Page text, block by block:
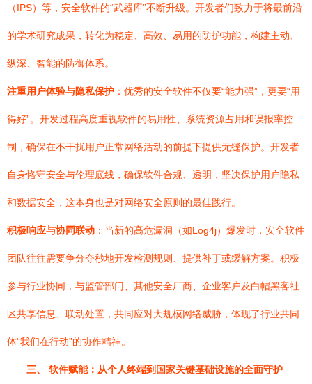
（IPS）等，安全软件的“武器库”不断升级。开发者们致力于将最前沿
的学术研究成果，转化为稳定、高效、易用的防护功能，构建主动、
纵深、智能的防御体系。
注重用户体验与隐私保护 ：优秀的安全软件不仅要“能力强”，更要“用
得好”。开发过程高度重视软件的易用性、系统资源占用和误报率控
制，确保在不干扰用户正常网络活动的前提下提供无缝保护。开发者
自身恪守安全与伦理底线，确保软件合规、透明，坚决保护用户隐私
和数据安全，这本身也是对网络安全原则的最佳践行。
积极响应与协同联动 ：当新的高危漏洞（如Log4j）爆发时，安全软件
团队往往需要争分夺秒地开发检测规则、提供补丁或缓解方案。积极
参与行业协同，与监管部门、其他安全厂商、企业客户及白帽黑客社
区共享信息、联动处置，共同应对大规模网络威胁，体现了行业共同
体“我们在行动”的协作精神。
三、 软件赋能：从个人终端到国家关键基础设施的全面守护